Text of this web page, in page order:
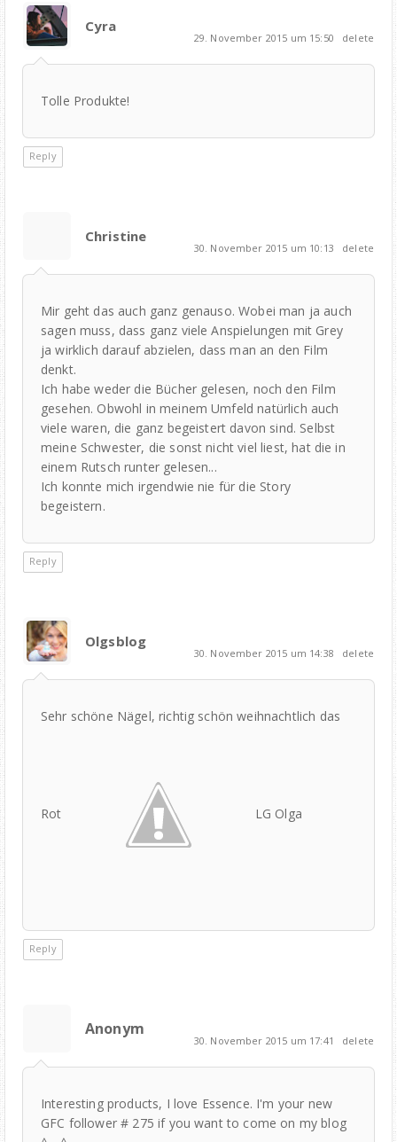
Cyra
29. November 2015 um 15:50 delete
Tolle Produkte!
Reply
Christine
30. November 2015 um 10:13 delete
Mir geht das auch ganz genauso. Wobei man ja auch
sagen muss, dass ganz viele Anspielungen mit Grey
ja wirklich darauf abzielen, dass man an den Film
denkt.
Ich habe weder die Bücher gelesen, noch den Film
gesehen. Obwohl in meinem Umfeld natürlich auch
viele waren, die ganz begeistert davon sind. Selbst
meine Schwester, die sonst nicht viel liest, hat die in
einem Rutsch runter gelesen...
Ich konnte mich irgendwie nie für die Story
begeistern.
Reply
Olgsblog
30. November 2015 um 14:38 delete
Sehr schöne Nägel, richtig schön weihnachtlich das
Rot LG Olga
Reply
Anonym
30. November 2015 um 17:41 delete
Interesting products, I love Essence. I'm your new
GFC follower # 275 if you want to come on my blog